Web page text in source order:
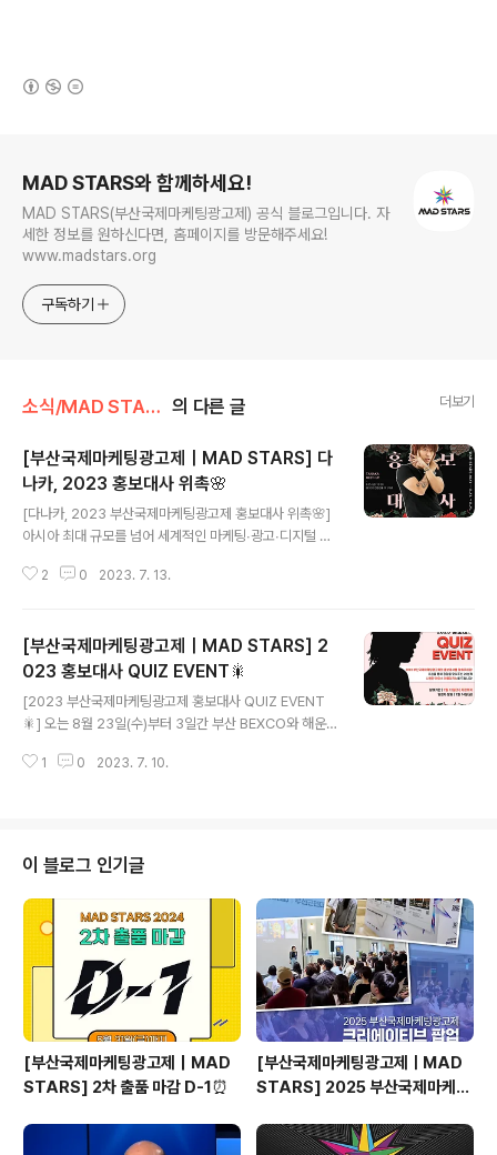
MAD STARS와 함께하세요!
MAD STARS(부산국제마케팅광고제) 공식 블로그입니다. 자
세한 정보를 원하신다면, 홈페이지를 방문해주세요!
www.madstars.org
구독하기
소식/MAD STARS 소식 의 다른 글 더보기
[부산국제마케팅광고제｜MAD STARS] 다
나카, 2023 홍보대사 위촉🌸
[다나카, 2023 부산국제마케팅광고제 홍보대사 위촉🌸]
아시아 최대 규모를 넘어 세계적인 마케팅∙광고∙디지털 콘
S)'🎇 오는 8월 23일(수)부터 25일(금)까지 3일간 부산
'다나카'가 위촉되었습니다🌸 다나카는 유튜브와 지상파를
넘나들며 콘텐츠 시장을 종횡무진 휩쓸고 있는 인기 크리
에이터로서, 이제는 하나의 브랜드가 되어 음원 발매, 전국
투어 콘서트, 팝업 스토어 등 캐릭터 특유의 아이덴티티를
다양한 분야에 녹이며 활발한 활동을 펼치고 있는데요. 홍
보대사로서 SNS를 통한 다양한 홍보활동을 하는 것은 물
2 0 2023. 7. 13.
[부산국제마케팅광고제｜MAD STARS] 2
023 홍보대사 QUIZ EVENT🎇
[2023 부산국제마케팅광고제 홍보대사 QUIZ EVENT
🎇] 오는 8월 23일(수)부터 3일간 부산 BEXCO와 해운
지털 콘텐츠 관련 국제 행사 '2023 부산국제마케팅광고제
드립니다! 📣참여방법 부산국제마케팅광고제 인스타그램
계정(@madstars) 팔로우 & 해당 게시물 좋아요 후, 댓
글에 '정답 / 2023 부산국제마케팅광고제(MAD STAR
S)는 8월 23일부터!' 적기! 📅참여기간 ~ 7월 12일(수)
자정까지 🏆당첨자 발표 7월 14일(금) 🎁경품 스타벅스
아이스 아..
1 0 2023. 7. 10.
이 블로그 인기글
[부산국제마케팅광고제｜MAD
STARS] 2차 출품 마감 D-1⏰
[부산국제마케팅광고제ㅣMAD
STARS] 2025 부산국제마케팅
기